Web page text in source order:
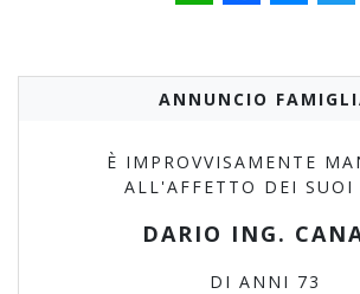
ANNUNCIO
È IMPROVVISAMENTE
ALL'AFFETTO DEI SUOI
DARIO ING.
DI ANNI 73